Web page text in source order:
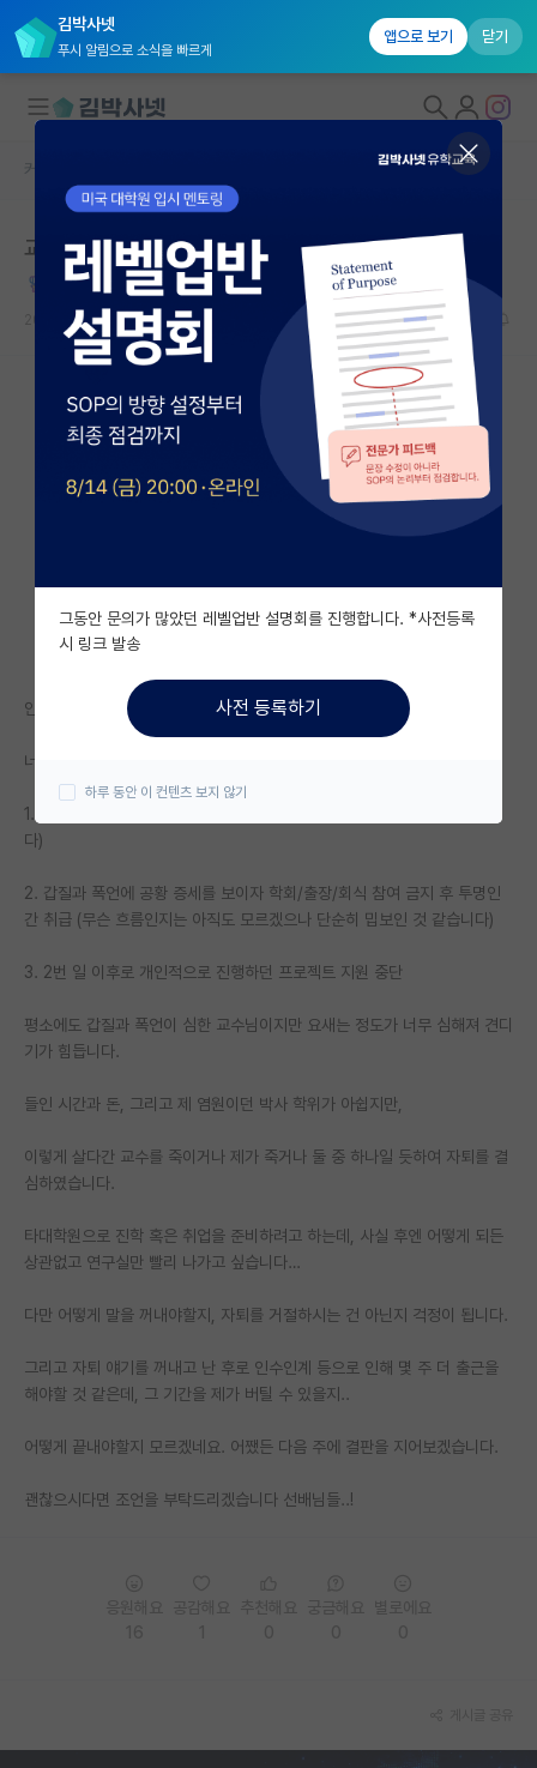
김박사넷
푸시 알림으로 소식을 빠르게
앱으로 보기 닫기
대학원생 모집
국내대학원 정보
연구실&오픈랩
커뮤니티
커뮤니티 홈
전체글보기
베스트 게시판
자유 게시판(아무개랩)
미국 유학 게시판
미국 대학원 합격 후기 게시판
대학원생 모집 게시판
연구실(PI) 홍보 게시판
임용 정보 게시판
학부 인턴 게시판
취업 게시판
임용 후기 게시판
PI 전용 게시판
인문사회 계열 게시판
반도체/AI 게시판
장학금/장학생 게시판
홍보 게시판
커리어
유학교육
커뮤니티 홈
교수님의 갑질 폭언 성희롱으로 인한 자퇴
정직한 베르너 하이젠버그
2026.05.17 11 3568
안녕하세요. 박사과정 2년차 학생입니다.
너무 구체적으로 적으면 특정될 수도 있을 것 같아 간략하게만 적어보자면,
1. 어깨, 팔, 머리 등 사소한 스킨십과 성적인 발언 (단둘이 있을 때만 합니
다)
2. 갑질과 폭언에 공황 증세를 보이자 학회/출장/회식 참여 금지 후 투명인
간 취급 (무슨 흐름인지는 아직도 모르겠으나 단순히 밉보인 것 같습니다)
3. 2번 일 이후로 개인적으로 진행하던 프로젝트 지원 중단
평소에도 갑질과 폭언이 심한 교수님이지만 요새는 정도가 너무 심해져 견디
기가 힘듭니다.
들인 시간과 돈, 그리고 제 염원이던 박사 학위가 아쉽지만,
이렇게 살다간 교수를 죽이거나 제가 죽거나 둘 중 하나일 듯하여 자퇴를 결
심하였습니다.
타대학원으로 진학 혹은 취업을 준비하려고 하는데, 사실 후엔 어떻게 되든
상관없고 연구실만 빨리 나가고 싶습니다…
다만 어떻게 말을 꺼내야할지, 자퇴를 거절하시는 건 아닌지 걱정이 됩니다.
그리고 자퇴 얘기를 꺼내고 난 후로 인수인계 등으로 인해 몇 주 더 출근을
해야할 것 같은데, 그 기간을 제가 버틸 수 있을지..
어떻게 끝내야할지 모르겠네요. 어쨌든 다음 주에 결판을 지어보겠습니다.
괜찮으시다면 조언을 부탁드리겠습니다 선배님들..!
그동안 문의가 많았던 레벨업반 설명회를 진행합니다. *사전등록
시 링크 발송
사전 등록하기
하루 동안 이 컨텐츠 보지 않기